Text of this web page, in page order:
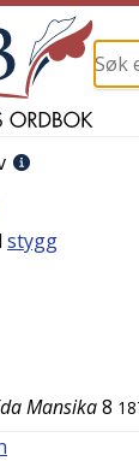
stygg
Mansika8